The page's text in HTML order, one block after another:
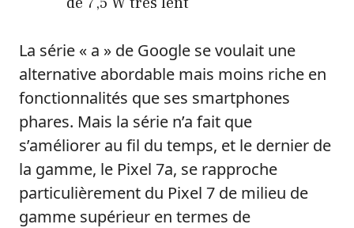
La série « a » de Google se voulait une
alternative abordable mais moins riche en
fonctionnalités que ses smartphones
phares. Mais la série n’a fait que
s’améliorer au fil du temps, et le dernier de
la gamme, le Pixel 7a, se rapproche
particulièrement du Pixel 7 de milieu de
gamme supérieur en termes de